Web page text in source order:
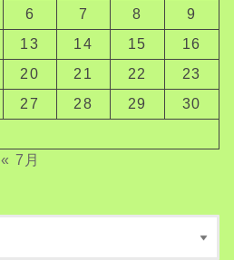
6 7 8
9
13 14 15
16
20 21 22
23
27 28 29
30
« 7月